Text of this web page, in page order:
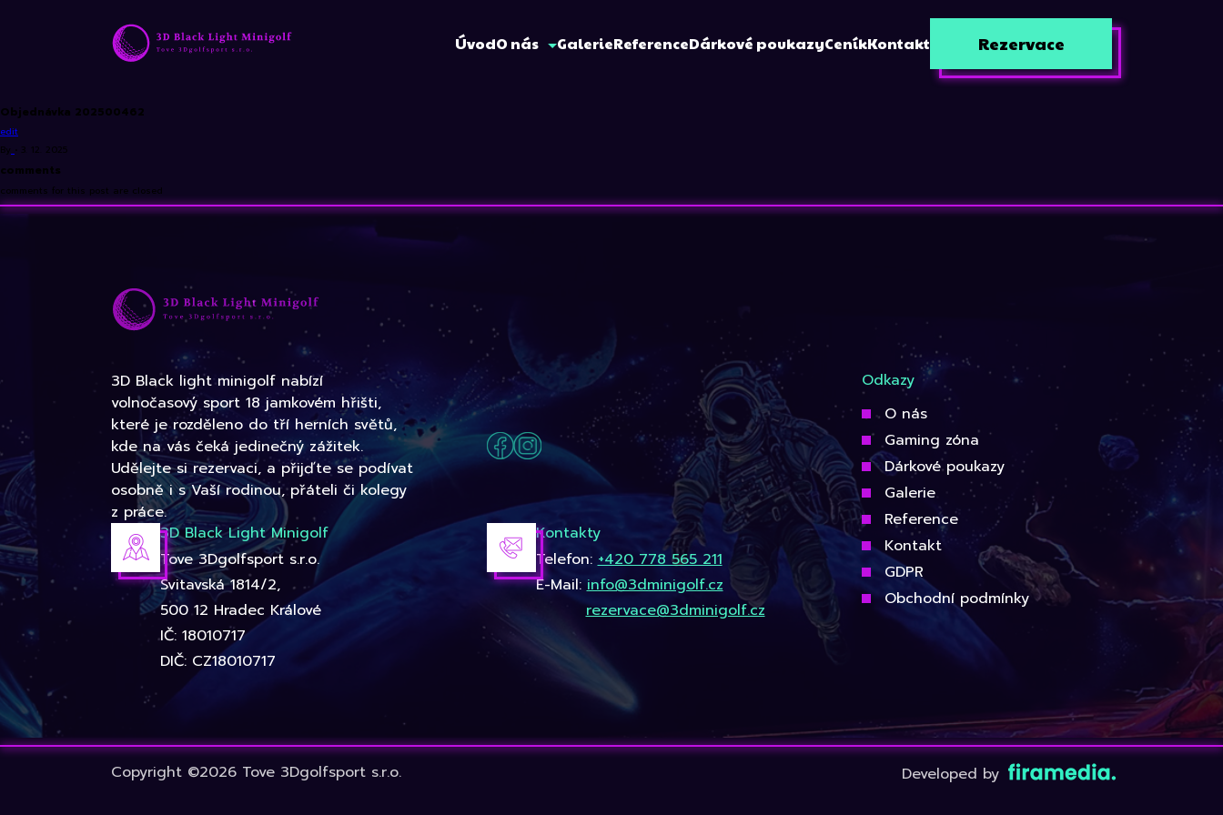
ÚvodO nás GalerieReferenceDárkové poukazyCeníkKontakt Rezervace
Objednávka 202500462
edit
By • 3. 12. 2025
comments
comments for this post are closed
3D Black light minigolf nabízí
volnočasový sport 18 jamkovém hřišti,
které je rozděleno do tří herních světů,
kde na vás čeká jedinečný zážitek.
Udělejte si rezervaci, a přijďte se podívat
osobně i s Vaší rodinou, přáteli či kolegy
z práce.
3D Black Light Minigolf
Tove 3Dgolfsport s.r.o.
Svitavská 1814/2,
500 12 Hradec Králové
IČ: 18010717
DIČ: CZ18010717
Kontakty
Telefon:+420 778 565 211
E-Mail:info@3dminigolf.cz
rezervace@3dminigolf.cz
Odkazy
O nás
Gaming zóna
Dárkové poukazy
Galerie
Reference
Kontakt
GDPR
Obchodní podmínky
Copyright ©2026 Tove 3Dgolfsport s.r.o. Developed by